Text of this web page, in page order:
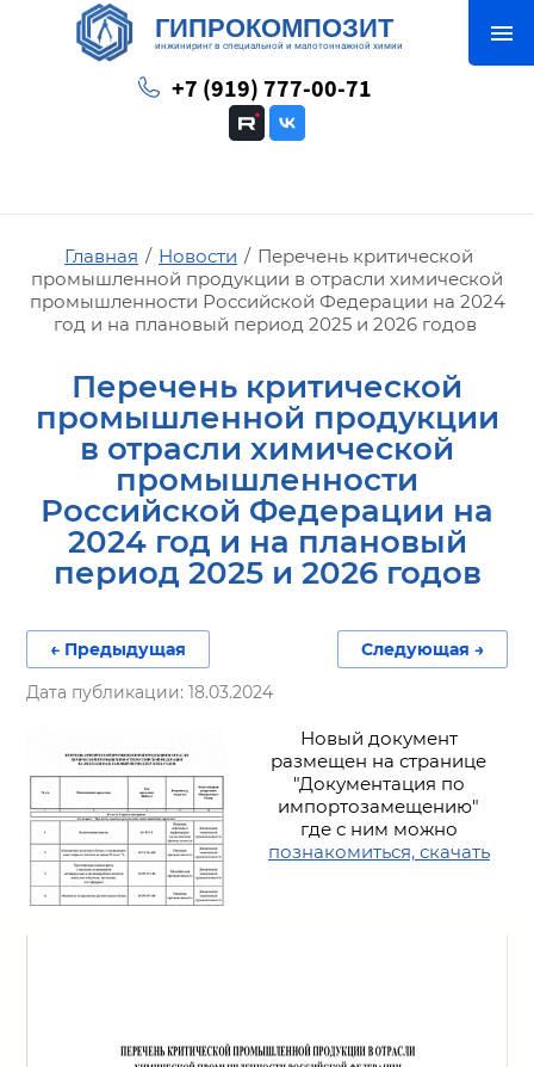
ГИПРОКОМПОЗИТ
инжиниринг в специальной и малотоннажной химии
+7 (919) 777-00-71
Главная / Новости / Перечень критической
промышленной продукции в отрасли химической
промышленности Российской Федерации на 2024
год и на плановый период 2025 и 2026 годов
Перечень критической
промышленной продукции
в отрасли химической
промышленности
Российской Федерации на
2024 год и на плановый
период 2025 и 2026 годов
← Предыдущая
Следующая →
Дата публикации: 18.03.2024
Новый документ
размещен на странице
"Документация по
импортозамещению"
где с ним можно
познакомиться, скачать